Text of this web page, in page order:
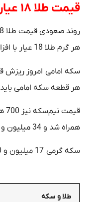
قیمت طلا ۱۸ عیار و انواع سکه
هر گرم طلا 18 عیار با افزایش 32 هزار تومان به 11 میلیون و 171 تومان رسید.
هر قطعه سکه امامی باید 115 میلیون و 140 هزار تومان هزینه کنند.
همراه شد و 34 میلیون و 960 هزار تومان در دسترس خریداران قرار می‌گیرد.
سکه گرمی 17 میلیون و 30 هزار تومان قیمت خورده است که نشان از کاهش 100 هزار تومانی نسبت به آخرین قیمت فروش دارد.
طلا و سکه